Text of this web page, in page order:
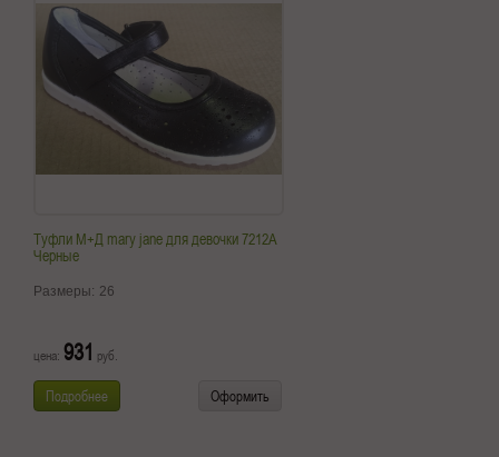
Туфли М+Д mary jane для девочки 7212A
Черные
Размеры: 26
цена: 931 руб.
Подробнее Оформить